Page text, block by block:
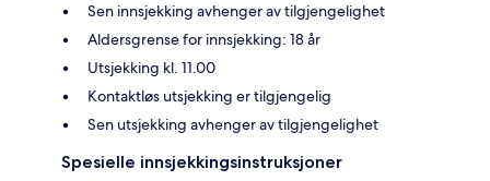
Sen innsjekking avhenger av tilgjengelighet
Aldersgrense for innsjekking: 18 år
Utsjekking kl. 11.00
Kontaktløs utsjekking er tilgjengelig
Sen utsjekking avhenger av tilgjengelighet
Spesielle innsjekkingsinstruksjoner